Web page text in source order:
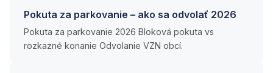
Pokuta za parkovanie – ako sa odvolať 2026
Pokuta za parkovanie 2026 Bloková pokuta vs
rozkazné konanie Odvolanie VZN obcí.